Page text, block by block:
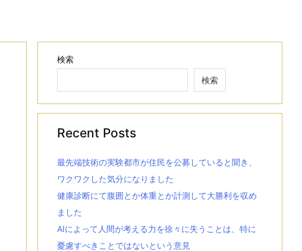
検索
検索
Recent Posts
最先端技術の実験都市が住民を公募していると聞き、
ワクワクした気分になりました
健康診断にて腹囲とか体重とか計測して大勝利を収め
ました
AIによって人間が考える力を徐々に失うことは、特に
憂慮すべきことではないという意見